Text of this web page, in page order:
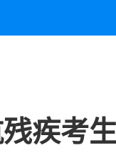
疾考